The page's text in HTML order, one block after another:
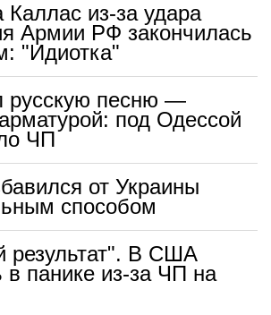
Каллас из-за удара
Армии РФ закончилась
"Идиотка"
русскую песню —
под Одессой
ЧП
от Украины
способом
результат". В США
в панике из-за ЧП на